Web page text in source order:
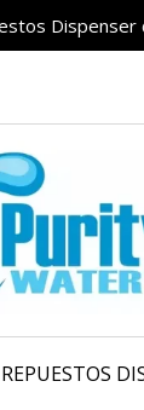
Dispenser
REPUESTOS